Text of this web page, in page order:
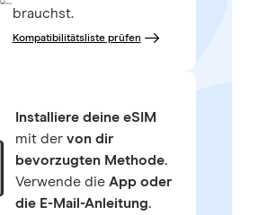
brauchst.
Kompatibilitätsliste prüfen
Installiere deine eSIM
mit der von dir
bevorzugten Methode.
Verwende die App oder
die E-Mail-Anleitung.